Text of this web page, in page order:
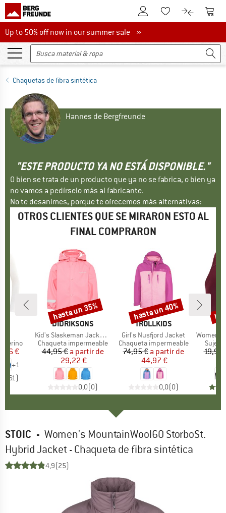
A la cuenta de cliente
A la lista de
A la A la
Up to 50% off now in our summer sale
Up to 50% off now in our summer sale »
Chaquetas de fibra sintética
Hannes de Bergfreunde
"ESTE PRODUCTO YA NO ESTÁ DISPONIBLE."
O bien se trata de un producto que ya no se fabrica, o bien ya
no vamos a pedírselo más al fabricante.
No te desanimes, porque te ofrecemos más alternativas:
OTROS CLIENTES QUE SE MIRARON ESTO AL
FINAL COMPRARON
merino
reducido
€
+1
61)
MARCA
DIDRIKSONS
Artículo
Kid's Slaskeman Jacket 2
Product group
Chaqueta impermeable
Precio
44,95 € Precio reducido
a partir de
29,22 €
0,0(0)
Descuento
hasta un 35%
MARCA
TROLLKIDS
Artículo
Girl's Nusfjord Jacket
Product group
Chaqueta impermeable
Precio
74,95 € Precio reducido
a partir de
44,97 €
0,0(0)
Descuento
hasta un 40%
Artículo
Women's
19,95
STOIC - Women's MountainWool60 StorboSt.
Hybrid Jacket - Chaqueta de fibra sintética
4,9(25)